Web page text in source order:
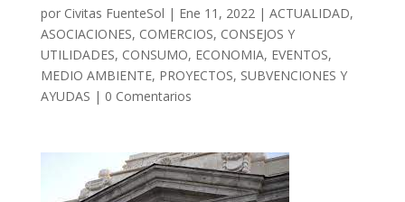
por Civitas FuenteSol | Ene 11, 2022| ACTUALIDAD,
ASOCIACIONES, COMERCIOS, CONSEJOS Y
UTILIDADES, CONSUMO, ECONOMIA, EVENTOS,
MEDIO AMBIENTE, PROYECTOS, SUBVENCIONES Y
AYUDAS | 0 Comentarios